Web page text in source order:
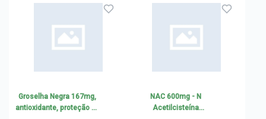
Groselha Negra 167mg,
antioxidante, proteção da
NAC 600mg - N
Acetilcisteína